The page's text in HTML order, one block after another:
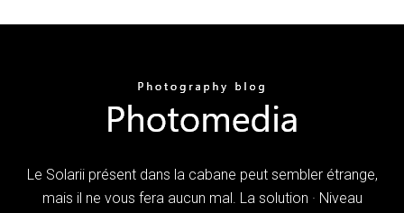
Le Solarii présent dans la cabane peut sembler étrange,
mais il ne vous fera aucun mal. La solution · Niveau